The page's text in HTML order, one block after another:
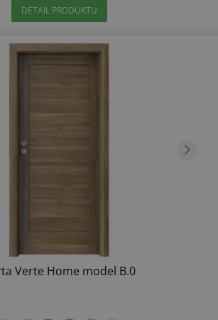
DETAIL PRODUKTU
Verte Home model B.0